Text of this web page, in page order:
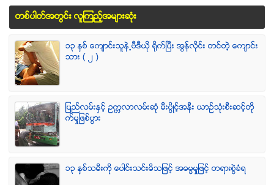
တစ္ပါတ္အတြင္း လူၾကည့္အမ်ားဆံုး
၁၃ ႏွစ္ ေက်ာင္းသူနဲ႕ဗီဒီယို ရိုက္ျပီး အြန္လိုင္း တင္တဲ့ ေက်ာင္း
သား ( ၂ )
ျပည္လမ္းႏွင့္ ဥကၠလာလမ္းဆုံ မီးပြိဳင့္အနီး ယာဥ္သုံးစီးဆင့္တို
က္မႈျဖစ္ပြား
၁၃ ႏွစ္သမီးကို ေပါင္းသင္းမိသျဖင့္ အဓမၼမႈျဖင့္ တရားစြဲခံရ